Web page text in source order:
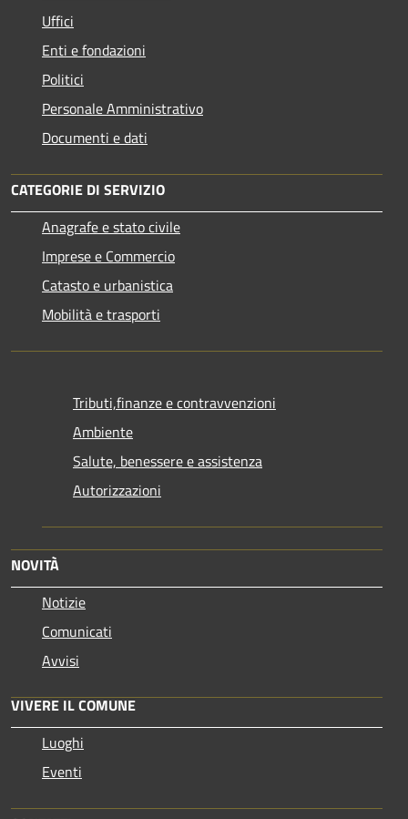
Uffici
Enti e fondazioni
Politici
Personale Amministrativo
Documenti e dati
CATEGORIE DI SERVIZIO
Anagrafe e stato civile
Imprese e Commercio
Catasto e urbanistica
Mobilità e trasporti
Tributi,finanze e contravvenzioni
Ambiente
Salute, benessere e assistenza
Autorizzazioni
NOVITÀ
Notizie
Comunicati
Avvisi
VIVERE IL COMUNE
Luoghi
Eventi